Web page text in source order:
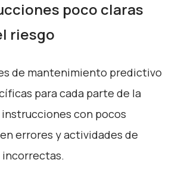
poco claras
riesgo
de mantenimiento predictivo
para cada parte de la
con pocos
errores y actividades de